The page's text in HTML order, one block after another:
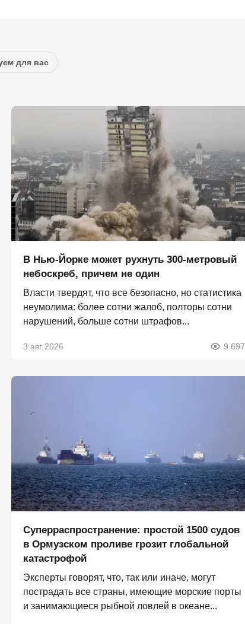
для вас
В Нью-Йорке может рухнуть 300-метровый
небоскреб, причем не один
Власти твердят, что все безопасно, но статистика
неумолима: более сотни жалоб, полторы сотни
нарушений, больше сотни штрафов...
3 авг 2026 9 697
Суперраспространение: простой 1500 судов
в Ормузском проливе грозит глобальной
катастрофой
Эксперты говорят, что, так или иначе, могут
пострадать все страны, имеющие морские порты
и занимающиеся рыбной ловлей в океане...